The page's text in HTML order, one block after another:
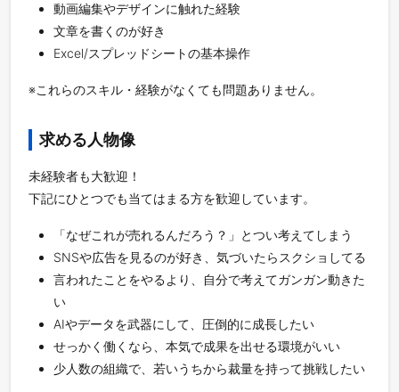
動画編集やデザインに触れた経験
文章を書くのが好き
Excel/スプレッドシートの基本操作
※これらのスキル・経験がなくても問題ありません。
求める人物像
未経験者も大歓迎！
下記にひとつでも当てはまる方を歓迎しています。
「なぜこれが売れるんだろう？」とつい考えてしまう
SNSや広告を見るのが好き、気づいたらスクショしてる
言われたことをやるより、自分で考えてガンガン動きた
い
AIやデータを武器にして、圧倒的に成長したい
せっかく働くなら、本気で成果を出せる環境がいい
少人数の組織で、若いうちから裁量を持って挑戦したい